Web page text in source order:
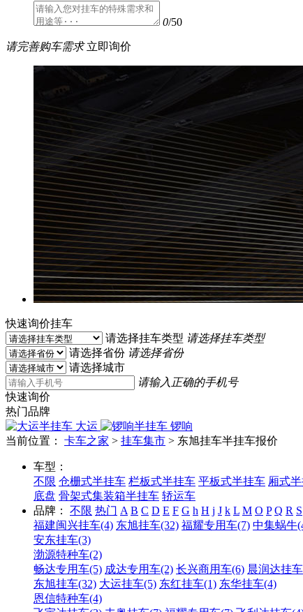
0/50
请完善购车需求 立即询价
快速询价挂车
请选择挂车类型 请选择挂车类型
请选择省份 请选择省份
请选择城市
请输入正确的手机号
快速询价
热门品牌
大运
锣响
当前位置： 卡车之家 > 挂车集市 > 东旭挂车半挂车报价
车型：
不限 仓栅式半挂车 栏板式半挂车 平板式半挂车 厢式
底盘 骨架式集装箱半挂车 轿运车
品牌：
不限 热门 A B C D E F G h H j J k L M O P Q R S
福建闽兴挂车(4) 东旭挂车(32) 福耀专用车(7) 中集蜗牛
安东挂车(3)
渤源特种车(2)
畅达专用车(5) 成达专用车(2) 长兴商用车(6) 晨润达挂
东旭挂车(32) 大运挂车(5) 东红挂车(1) 东华挂车(4)
恩信特种车(4)